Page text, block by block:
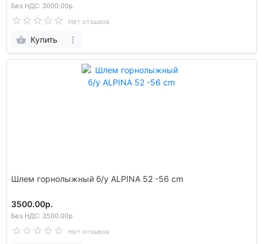
Без НДС: 3000.00р.
Нет отзывов
Купить
Шлем гoрнолыжный б/у ALPINA 52 -56 cm
3500.00р.
Без НДС: 3500.00р.
Нет отзывов